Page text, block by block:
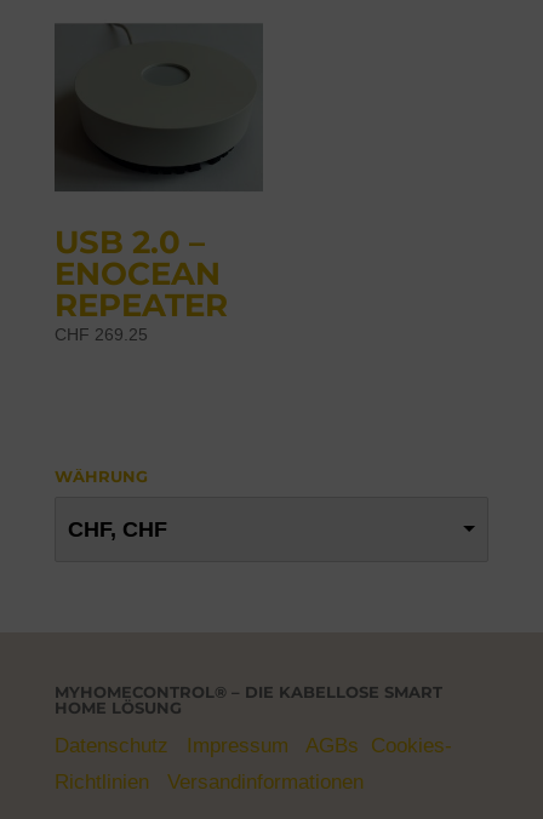
USB 2.0 –
ENOCEAN
REPEATER
CHF 269.25
WÄHRUNG
CHF, CHF
MYHOMECONTROL® – DIE KABELLOSE SMART
HOME LÖSUNG
Datenschutz Impressum AGBs Cookies-
Richtlinien
Versandinformationen